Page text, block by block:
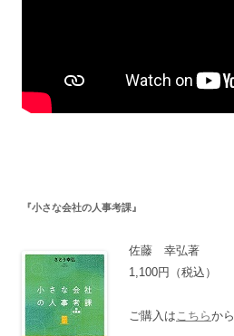
『小さな会社の人事考課』
佐藤 幸弘著
1,100円（税込）
ご購入は こちらから